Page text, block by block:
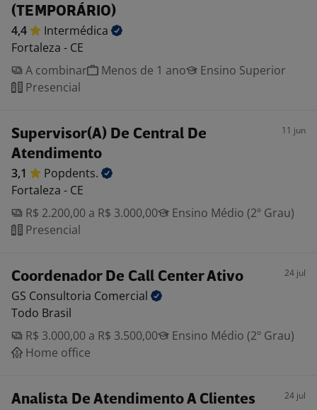
(TEMPORÁRIO)
4,4
Intermédica
Fortaleza - CE
A combinar
Menos de 1 ano
Ensino Superior
Presencial
Supervisor(A) De Central De
Atendimento
11 jun
3,1
Popdents.
Fortaleza - CE
R$ 2.200,00 a R$ 3.000,00
Ensino Médio (2º Grau)
Presencial
Coordenador De Call Center Ativo 24 jul
GS Consultoria Comercial
Todo Brasil
R$ 3.000,00 a R$ 3.500,00
Ensino Médio (2º Grau)
Home office
Analista De Atendimento A Clientes 24 jul